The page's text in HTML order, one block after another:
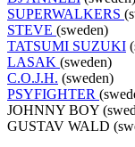
SUPERWALKERS
STEVE (sweden)
TATSUMI SUZUKI
LASAK (sweden)
C.O.J.H. (sweden)
PSYFIGHTER
JOHNNY BOY
GUSTAV WALD